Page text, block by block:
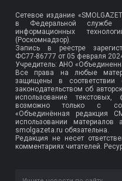
Сетевое издание
в Федеральной
информационных
(Роскомнадзор).
Запись в реестре
ФС77-86777 от 05 февраля
Учредитель: АНО
Все права на любые
защищены в
законодательством об
использование
возможно только с
«Объединённая редакция
использовании материалов
smolgazeta.ru обязательна.
Редакция не несет
комментариях читателей.